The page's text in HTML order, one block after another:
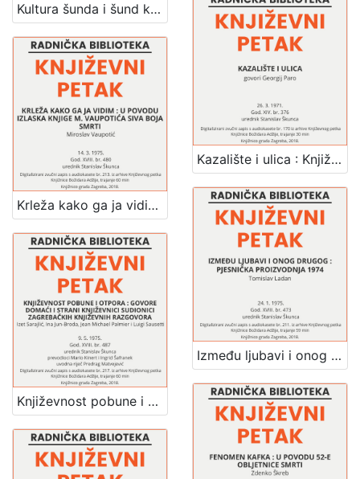
Kultura šunda i šund kulture : Književni petak, dvorana u Novinarskom domu, 3. 3. 1972., br. 398 / Igor Mandić ; urednik Stanislav Škunca
Krleža kako ga ja vidim : u povodu izlaska knjige M. Vaupotića Siva boja smrti : Književni petak, dvorana u Novinarskom domu, 14. 3. 1975., br. 480 / Miroslav Vaupotić ; urednik Stanislav Škunca
Književnost pobune i otpora : govore domaći i strani književnici sudionici zagrebačkih književnih razgovora : Književni petak, dvorana u Novinarskom domu, 9. 5. 1975., br. 487 / Izet Sarajlić ... [et al.] ; uvodna riječ Predrag Matvejević ; prevodioci Mario Kinert i Ingrid Šafranek ; urednik Stanislav Škunca
Kazalište i ulica : Književni petak, dvorana u Medulićevoj 30, 26. 3. 1971., br. 376 / govori Georgij Paro ; urednik Stanislav Škunca
Između ljubavi i onog drugog : pjesnička proizvodnja 1974 : Književni petak, dvorana u Novinarskom domu, 24. 1. 1975., br. 473 / Tomislav Ladan ; urednik Stanislav Škunca